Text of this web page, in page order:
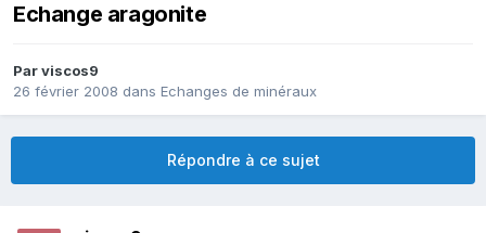
Echange aragonite
Parviscos9
26 février 2008 dans Echanges de minéraux
Répondre à ce sujet